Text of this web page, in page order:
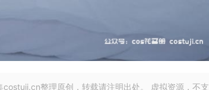
costuji.cn整理原创，转载请注明出处。 虚拟资源，不支